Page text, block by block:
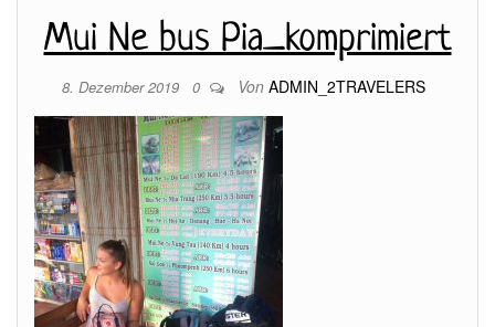
Mui Ne bus Pia_komprimiert
8. Dezember 2019 0 Von ADMIN_2TRAVELERS